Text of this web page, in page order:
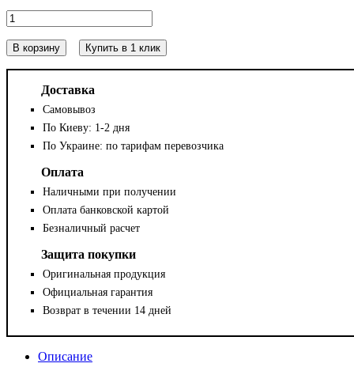
В корзину Купить в 1 клик
Доставка
Самовывоз
По Киеву: 1-2 дня
По Украине: по тарифам перевозчика
Оплата
Наличными при получении
Оплата банковской картой
Безналичный расчет
Защита покупки
Оригинальная продукция
Официальная гарантия
Возврат в течении 14 дней
Описание